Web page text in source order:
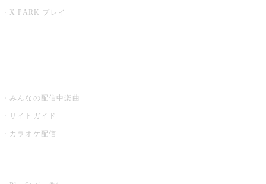
X PARK プレイ
みんなの配信中楽曲
サイトガイド
カラオケ配信